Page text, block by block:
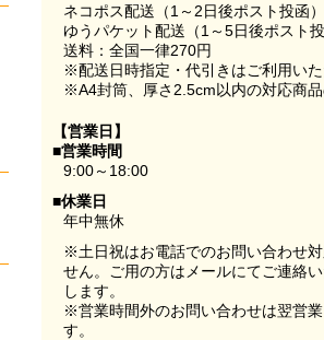
ネコポス配送（1～2日後ポスト投函）
ゆうパケット配送（1～5日後ポスト投
送料：全国一律270円
※配送日時指定・代引きはご利用い
※A4封筒、厚さ2.5cm以内の対応商品
【営業日】
■営業時間
9:00～18:00
■休業日
年中無休
※土日祝はお電話でのお問い合わせ
せん。ご用の方はメールにてご連絡
します。
※営業時間外のお問い合わせは翌営
す。